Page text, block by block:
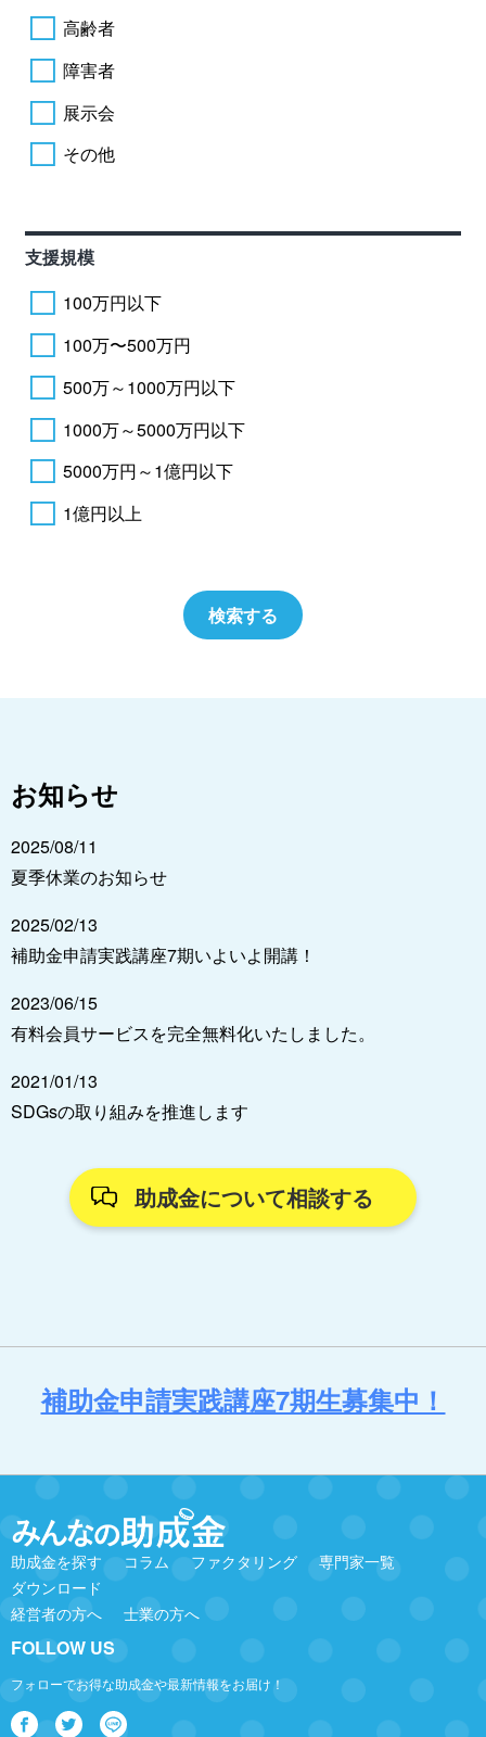
高齢者
障害者
展示会
その他
支援規模
100万円以下
100万〜500万円
500万～1000万円以下
1000万～5000万円以下
5000万円～1億円以下
1億円以上
お知らせ
2025/08/11
夏季休業のお知らせ
2025/02/13
補助金申請実践講座7期いよいよ開講！
2023/06/15
有料会員サービスを完全無料化いたしました。
2021/01/13
SDGsの取り組みを推進します
助成金について相談する
補助金申請実践講座7期生募集中！
助成金を探す コラム ファクタリング
専門家一覧
ダウンロード
経営者の方へ
士業の方へ
FOLLOW US
フォローでお得な助成金や最新情報をお届け！